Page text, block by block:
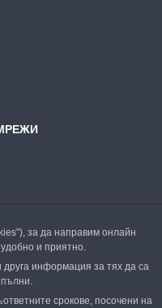
за да направим онлайн
и приятно.
информация за тях да са
срокове, посочени на